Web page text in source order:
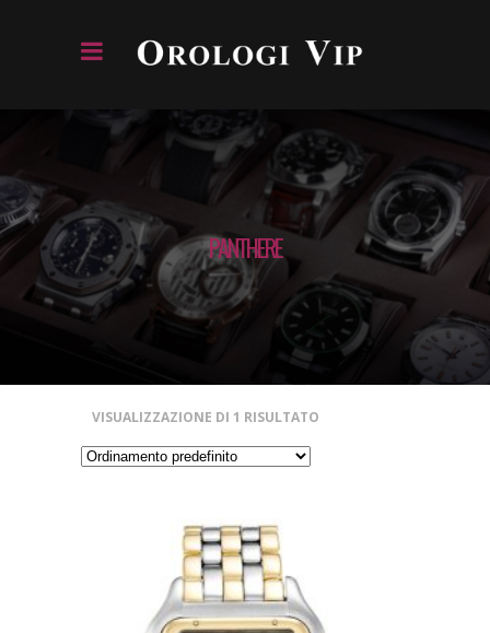
PANTHERE
VISUALIZZAZIONE DI 1 RISULTATO